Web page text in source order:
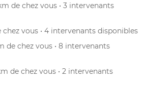
km de chez vous • 3 intervenants
chez vous • 4 intervenants disponibles
de chez vous • 8 intervenants
de chez vous • 2 intervenants